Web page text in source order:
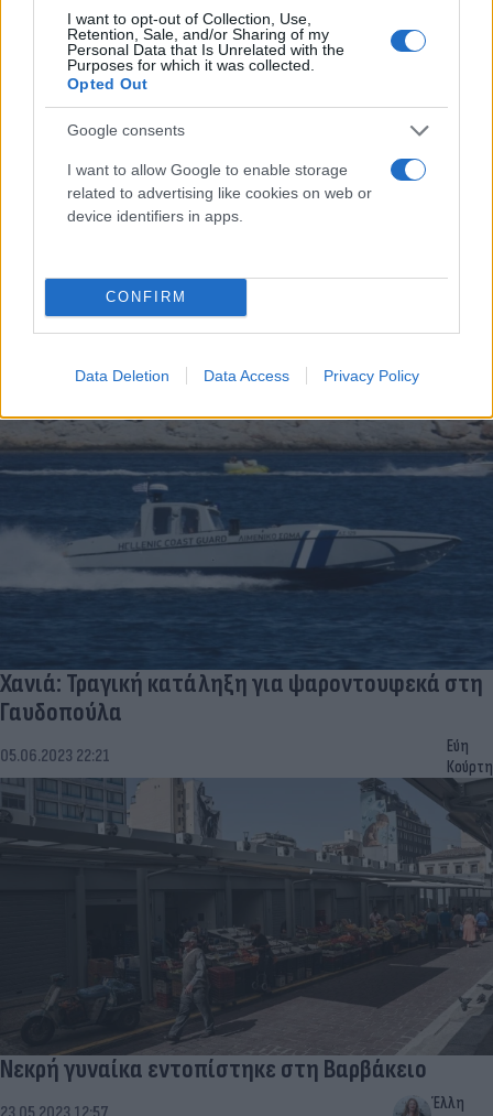
I want to opt-out of Collection, Use,
Retention, Sale, and/or Sharing of my
Personal Data that Is Unrelated with the
Purposes for which it was collected.
Opted Out
Google consents
I want to allow Google to enable storage
related to advertising like cookies on web or
device identifiers in apps.
CONFIRM
Data Deletion Data Access Privacy Policy
Πάτρα: Πτώμα γυναίκας εντοπίστηκε σε
διαμέρισμα - Δίπλα της για ώρες το 4χρονο παιδί
της
16.06.2023 10:04
Χανιά: Τραγική κατάληξη για ψαροντουφεκά στη
Γαυδοπούλα
05.06.2023 22:21
Εύη
Κούρτη
Νεκρή γυναίκα εντοπίστηκε στη Βαρβάκειο
Έλλη